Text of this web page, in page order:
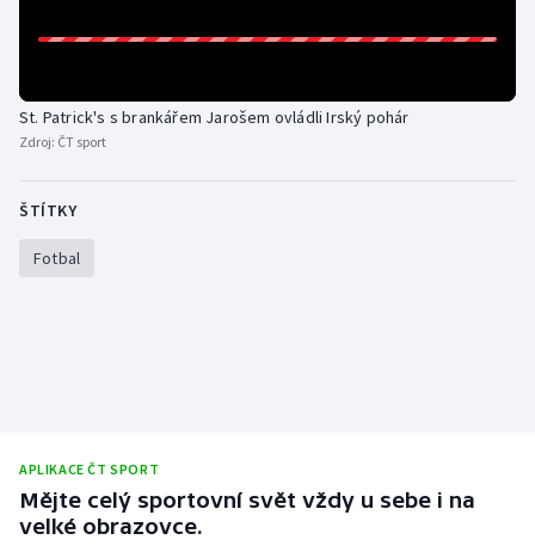
Motorsport
Rychlobruslení
Rychlostní kanoistika
St. Patrick's s brankářem Jarošem ovládli Irský pohár
Zdroj: ČT sport
ŠTÍTKY
Fotbal
APLIKACE ČT SPORT
Mějte celý sportovní svět vždy u sebe i na
velké obrazovce.